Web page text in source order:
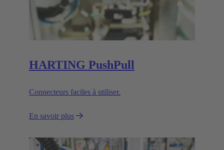
HARTING PushPull
Connecteurs faciles à utiliser.
En savoir plus